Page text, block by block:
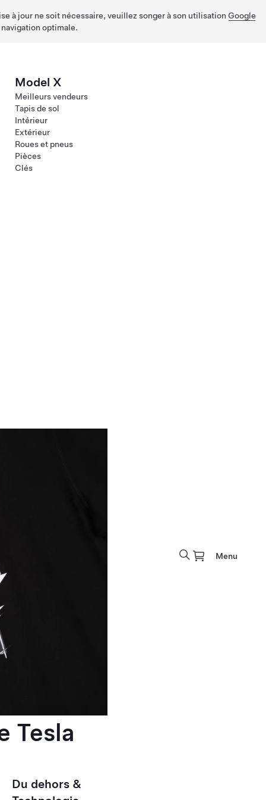
à jour ne soit nécessaire, veuillez songer à son utilisation Google
optimale.
Model X
Meilleurs vendeurs
Tapis de sol
Intérieur
Extérieur
Roues et pneus
Pièces
Clés
Tesla
Du dehors &
Menu